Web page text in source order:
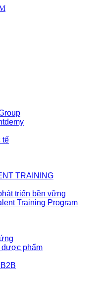
tế
TRAINING
triển bền vững
Training Program
dược phẩm